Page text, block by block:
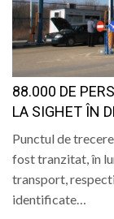
88.000 DE
LA SIGHET ÎN
Punctul de
fost tranzitat, în
transport,
identificate…